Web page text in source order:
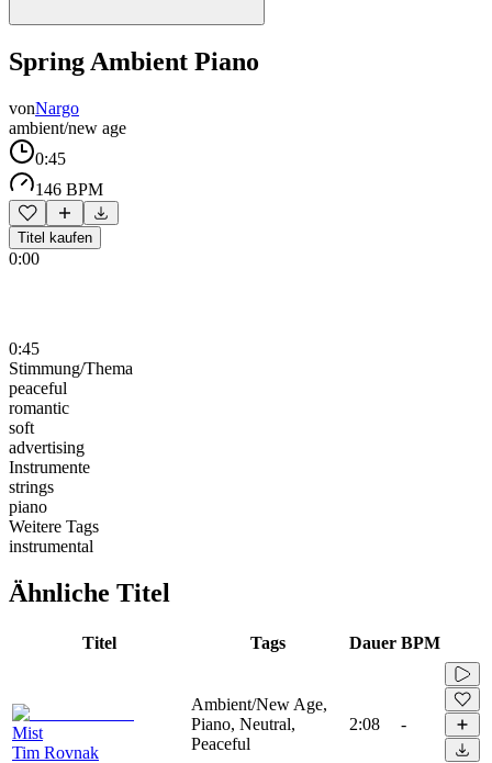
Spring Ambient Piano
vonNargo
ambient/new age
0:45
146 BPM
Titel kaufen
0:00
0:45
Stimmung/Thema
peaceful
romantic
soft
advertising
Instrumente
strings
piano
Weitere Tags
instrumental
Ähnliche Titel
Titel Tags Dauer BPM
Mist
Tim Rovnak
Ambient/New Age,
Piano, Neutral,
Peaceful
2:08 -